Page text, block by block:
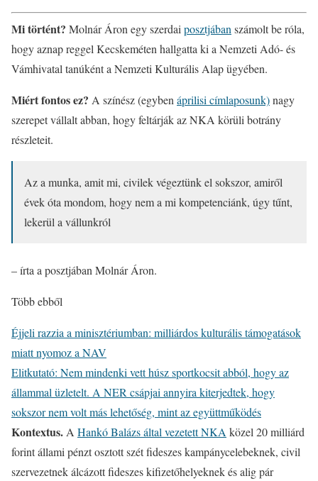
Mi történt? Molnár Áron egy szerdai posztjában számolt be róla,
hogy aznap reggel Kecskeméten hallgatta ki a Nemzeti Adó- és
Vámhivatal tanúként a Nemzeti Kulturális Alap ügyében.
Miért fontos ez? A színész (egyben áprilisi címlaposunk)nagy
szerepet vállalt abban, hogy feltárják az NKA körüli botrány
részleteit.
Az a munka, amit mi, civilek végeztünk el sokszor, amiről
évek óta mondom, hogy nem a mi kompetenciánk, úgy tűnt,
lekerül a vállunkról
– írta a posztjában Molnár Áron.
Több ebből
Éjjeli razzia a minisztériumban: milliárdos kulturális támogatások
miatt nyomoz a NAV
Elitkutató: Nem mindenki vett húsz sportkocsit abból, hogy az
állammal üzletelt. A NER csápjai annyira kiterjedtek, hogy
sokszor nem volt más lehetőség, mint az együttműködés
Kontextus. A Hankó Balázs által vezetett NKA közel 20 milliárd
forint állami pénzt osztott szét fideszes kampánycelebeknek, civil
szervezetnek álcázott fideszes kifizetőhelyeknek és alig pár